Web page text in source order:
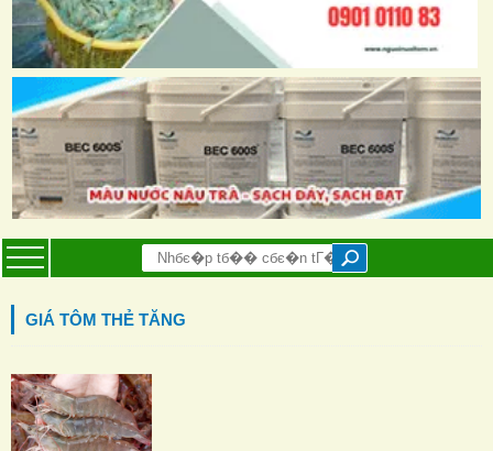
GIÁ TÔM THẺ TĂNG